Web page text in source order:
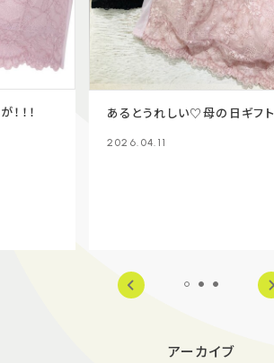
！！ あるとうれしい♡母の日ギフト
2026.04.11
アーカイブ